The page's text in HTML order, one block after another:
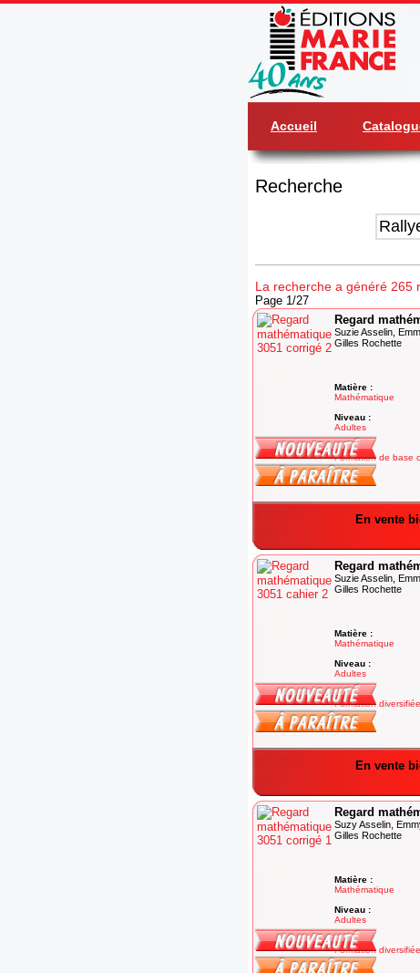
Accueil
Recherche
La recherche a généré 265
Page 1/27
Regard
Suzie Asselin,
Gilles Rochette
Matière :
Mathématique
Niveau :
Adultes
Degré :
Formation de base
En vente
Regard
Suzie Asselin,
Gilles Rochette
Matière :
Mathématique
Niveau :
Adultes
Degré :
Formation diversifiée
En vente
Regard
Suzy Asselin,
Gilles Rochette
Matière :
Mathématique
Niveau :
Adultes
Degré :
Formation diversifiée